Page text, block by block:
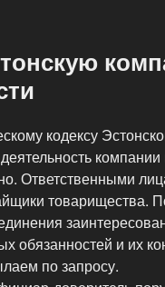
кодексу
Ответственными
товарищества.
обязанностей и их
по запросу.